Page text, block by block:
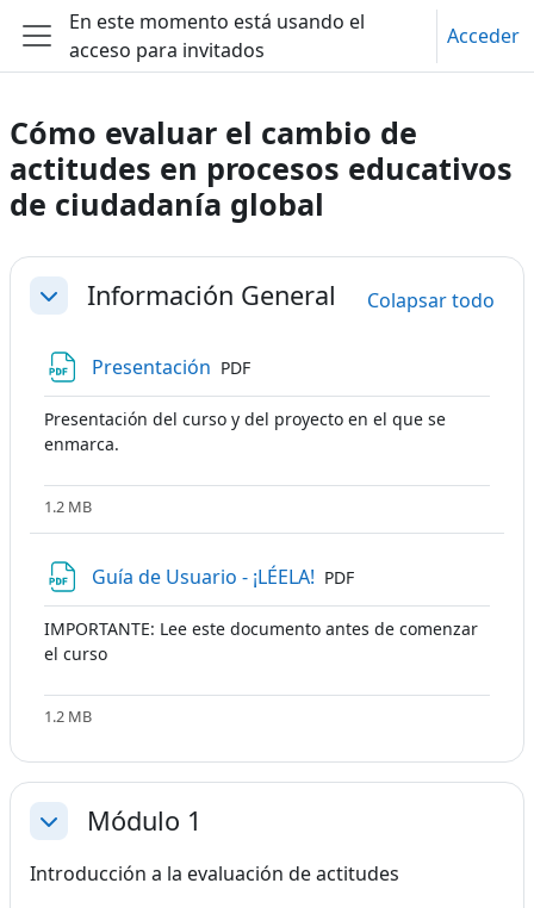
Salta al contenido principal
Panel lateral
En este momento está usando el
acceso para invitados
Acceder
Cómo evaluar el cambio de
actitudes en procesos educativos
de ciudadanía global
Perfilado de sección
ColapsarInformación General Colapsar todo
Presentación Archivo
PDF
Presentación del curso y del proyecto en el que se
enmarca.
1.2 MB
Guía de Usuario - ¡LÉELA! Archivo
PDF
IMPORTANTE: Lee este documento antes de comenzar
el curso
1.2 MB
ColapsarMódulo 1
Introducción a la evaluación de actitudes